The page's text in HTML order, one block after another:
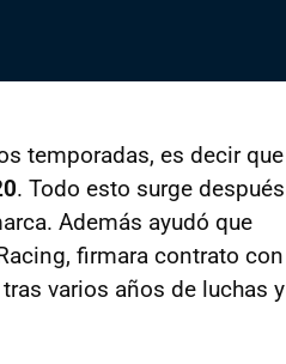
temporadas, es decir que
. Todo esto surge después
Además ayudó que
firmara contrato con
varios años de luchas y